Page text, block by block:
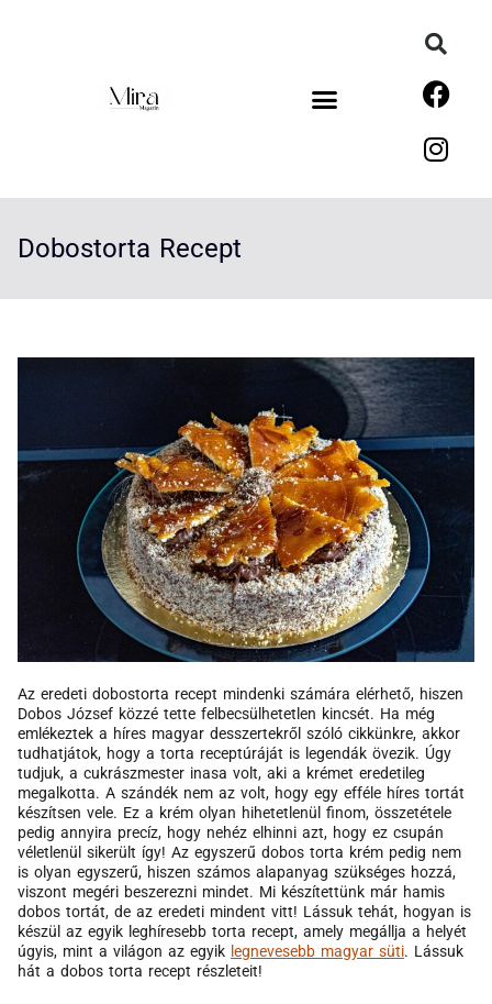
Dobostorta Recept
Az eredeti dobostorta recept mindenki számára elérhető, hiszen
Dobos József közzé tette felbecsülhetetlen kincsét. Ha még
emlékeztek a híres magyar desszertekről szóló cikkünkre, akkor
tudhatjátok, hogy a torta receptúráját is legendák övezik. Úgy
tudjuk, a cukrászmester inasa volt, aki a krémet eredetileg
megalkotta. A szándék nem az volt, hogy egy efféle híres tortát
készítsen vele. Ez a krém olyan hihetetlenül finom, összetétele
pedig annyira precíz, hogy nehéz elhinni azt, hogy ez csupán
véletlenül sikerült így! Az egyszerű dobos torta krém pedig nem
is olyan egyszerű, hiszen számos alapanyag szükséges hozzá,
viszont megéri beszerezni mindet. Mi készítettünk már hamis
dobos tortát, de az eredeti mindent vitt! Lássuk tehát, hogyan is
készül az egyik leghíresebb torta recept, amely megállja a helyét
úgyis, mint a világon az egyik legnevesebb magyar süti. Lássuk
hát a dobos torta recept részleteit!